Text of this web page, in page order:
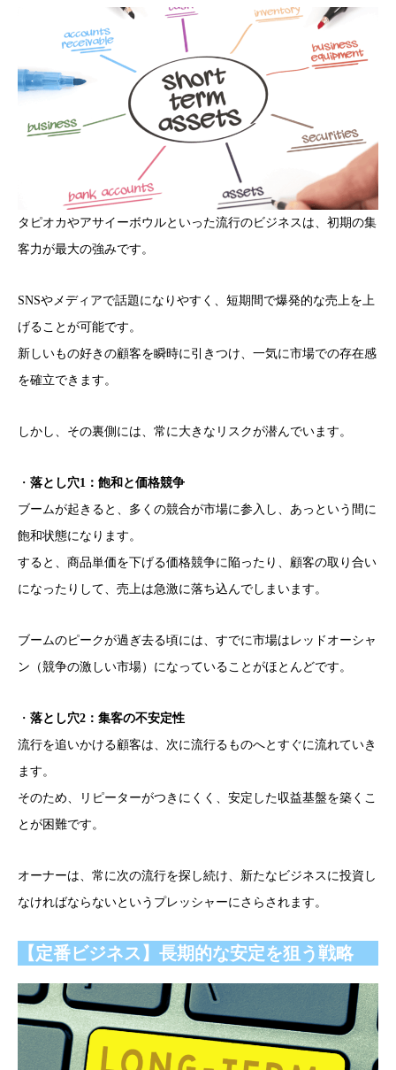
タピオカやアサイーボウルといった流行のビジネスは、初期の集
客力が最大の強みです。
SNSやメディアで話題になりやすく、短期間で爆発的な売上を上
げることが可能です。
新しいもの好きの顧客を瞬時に引きつけ、一気に市場での存在感
を確立できます。
しかし、その裏側には、常に大きなリスクが潜んでいます。
・ 落とし穴1：飽和と価格競争
ブームが起きると、多くの競合が市場に参入し、あっという間に
飽和状態になります。
すると、商品単価を下げる価格競争に陥ったり、顧客の取り合い
になったりして、売上は急激に落ち込んでしまいます。
ブームのピークが過ぎ去る頃には、すでに市場はレッドオーシャ
ン（競争の激しい市場）になっていることがほとんどです。
・ 落とし穴2：集客の不安定性
流行を追いかける顧客は、次に流行るものへとすぐに流れていき
ます。
そのため、リピーターがつきにくく、安定した収益基盤を築くこ
とが困難です。
オーナーは、常に次の流行を探し続け、新たなビジネスに投資し
なければならないというプレッシャーにさらされます。
【定番ビジネス】長期的な安定を狙う戦略